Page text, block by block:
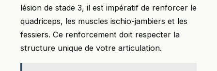
lésion de stade 3, il est impératif de renforcer le
quadriceps, les muscles ischio-jambiers et les
fessiers. Ce renforcement doit respecter la
structure unique de votre articulation.